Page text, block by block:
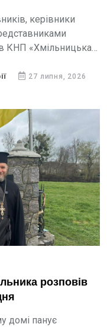
керівники
КНП «Хмільницька
27 липня, 2026
розповів
домі панує